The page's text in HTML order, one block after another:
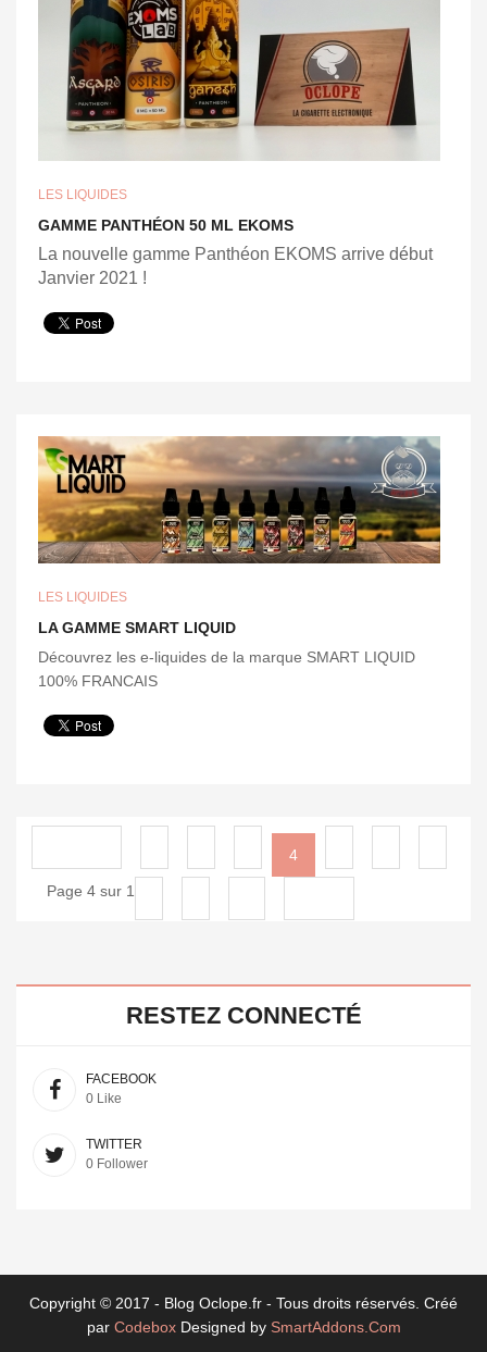
LES LIQUIDES
GAMME PANTHÉON 50 ML EKOMS
La nouvelle gamme Panthéon EKOMS arrive début
Janvier 2021 !
LES LIQUIDES
LA GAMME SMART LIQUID
Découvrez les e-liquides de la marque SMART LIQUID
100% FRANCAIS
4
Page 4 sur 12
RESTEZ CONNECTÉ
FACEBOOK
0 Like
TWITTER
0 Follower
Copyright © 2017 - Blog Oclope.fr - Tous droits réservés. Créé
par Codebox Designed by SmartAddons.Com